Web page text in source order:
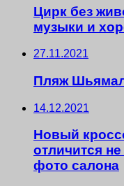
Цирк без
музыки и
27.11.2021
Пляж
14.12.2021
Новый
отличится
фото салона